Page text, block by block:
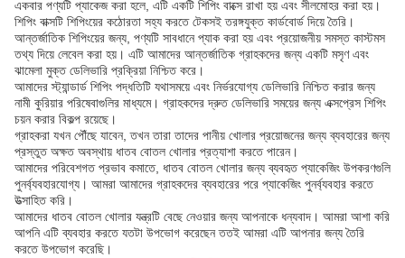
একবার পণ্যটি প্যাকেজ করা হলে, এটি একটি শিপিং বাক্সে রাখা হয় এবং সীলমোহর করা হয়।
শিপিং বাক্সটি শিপিংয়ের কঠোরতা সহ্য করতে টেকসই তরঙ্গযুক্ত কার্ডবোর্ড দিয়ে তৈরি।
আন্তর্জাতিক শিপিংয়ের জন্য, পণ্যটি সাবধানে প্যাক করা হয় এবং প্রয়োজনীয় সমস্ত কাস্টমস
তথ্য দিয়ে লেবেল করা হয়। এটি আমাদের আন্তর্জাতিক গ্রাহকদের জন্য একটি মসৃণ এবং
ঝামেলা মুক্ত ডেলিভারি প্রক্রিয়া নিশ্চিত করে।
আমাদের স্ট্যান্ডার্ড শিপিং পদ্ধতিটি যথাসময়ে এবং নির্ভরযোগ্য ডেলিভারি নিশ্চিত করার জন্য
নামী কুরিয়ার পরিষেবাগুলির মাধ্যমে। গ্রাহকদের দ্রুত ডেলিভারি সময়ের জন্য এক্সপ্রেস শিপিং
চয়ন করার বিকল্প রয়েছে।
গ্রাহকরা যখন পৌঁছে যাবেন, তখন তারা তাদের পানীয় খোলার প্রয়োজনের জন্য ব্যবহারের জন্য
প্রস্তুত অক্ষত অবস্থায় ধাতব বোতল খোলার প্রত্যাশা করতে পারেন।
আমাদের পরিবেশগত প্রভাব কমাতে, ধাতব বোতল খোলার জন্য ব্যবহৃত প্যাকেজিং উপকরণগুলি
পুনর্ব্যবহারযোগ্য। আমরা আমাদের গ্রাহকদের ব্যবহারের পরে প্যাকেজিং পুনর্ব্যবহার করতে
উত্সাহিত করি।
আমাদের ধাতব বোতল খোলার যন্ত্রটি বেছে নেওয়ার জন্য আপনাকে ধন্যবাদ। আমরা আশা করি
আপনি এটি ব্যবহার করতে যতটা উপভোগ করেছেন ততই আমরা এটি আপনার জন্য তৈরি
করতে উপভোগ করেছি।